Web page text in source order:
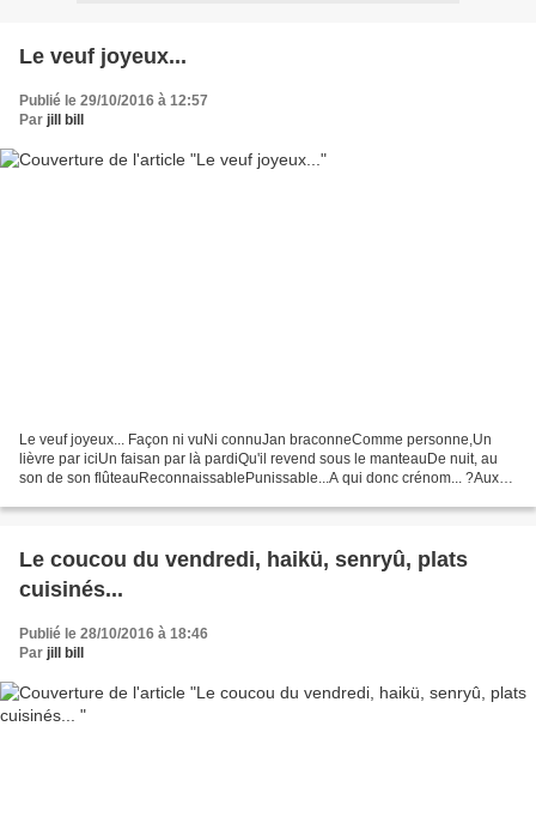
Le veuf joyeux...
Publié le 29/10/2016 à 12:57
Par jill bill
Le veuf joyeux... Façon ni vuNi connuJan braconneComme personne,Un
lièvre par iciUn faisan par là pardiQu'il revend sous le manteauDe nuit, au
son de son flûteauReconnaissablePunissable...A qui donc crénom... ?Aux
Le coucou du vendredi, haikü, senryû, plats
cuisinés...
Publié le 28/10/2016 à 18:46
Par jill bill